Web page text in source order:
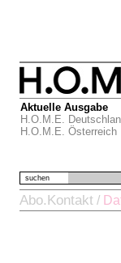
Aktuelle Ausgabe
H.O.M.E.
H.O.M.E. Österreich
suchen
Abo.Kontakt /